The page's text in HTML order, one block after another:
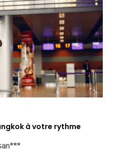
à votre rythme